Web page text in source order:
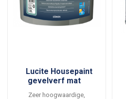
Lucite Housepaint
gevelverf mat
Zeer hoogwaardige,